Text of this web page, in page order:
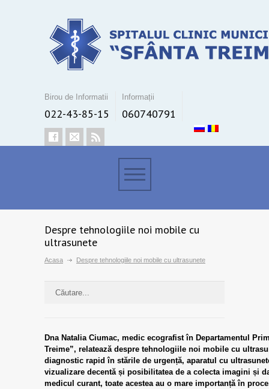
Birou de Informatii
022-43-85-15
Informații
060740791
Despre tehnologiile noi mobile cu
ultrasunete
Acasa Despre tehnologiile noi mobile cu ultrasunete
Dna Natalia Ciumac, medic ecografist în Departamentul
Treime”, relatează despre tehnologiile noi mobile cu
diagnostic rapid în stările de urgență, aparatul cu
vizualizare decentă și posibilitatea de a colecta imagini și
medicul curant, toate acestea au o mare importanță în